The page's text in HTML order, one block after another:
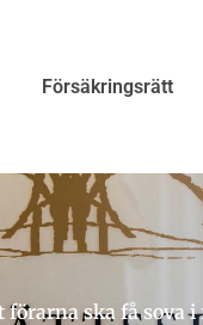
Försäkringsrätt
ska få sova i